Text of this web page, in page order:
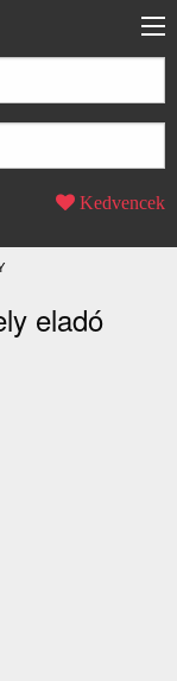
Kedvencek
eladó